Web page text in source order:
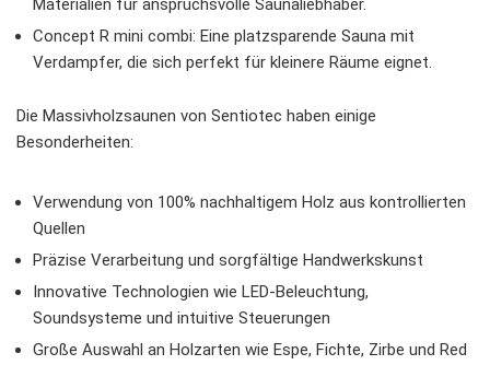
Materialien für anspruchsvolle Saunaliebhaber.
Concept R mini combi: Eine platzsparende Sauna mit
Verdampfer, die sich perfekt für kleinere Räume eignet.
Die Massivholzsaunen von Sentiotec haben einige
Besonderheiten:
Verwendung von 100% nachhaltigem Holz aus kontrollierten
Quellen
Präzise Verarbeitung und sorgfältige Handwerkskunst
Innovative Technologien wie LED-Beleuchtung,
Soundsysteme und intuitive Steuerungen
Große Auswahl an Holzarten wie Espe, Fichte, Zirbe und Red